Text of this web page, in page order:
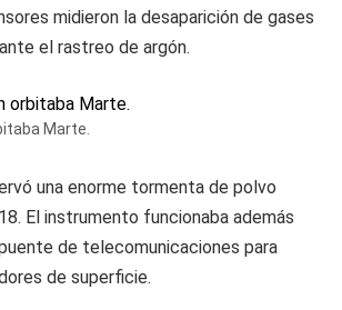
midieron la desaparición de gases
el rastreo de argón.
Marte.
una enorme tormenta de polvo
El instrumento funcionaba además
de telecomunicaciones para
de superficie.